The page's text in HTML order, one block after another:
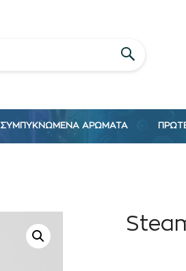
ΣΥΜΠΥΚΝΩΜΕΝΑ ΑΡΩΜΑΤΑ